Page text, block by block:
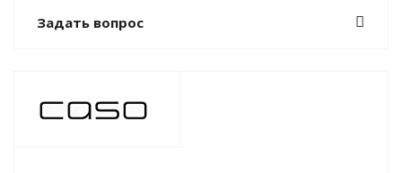
Задать вопрос